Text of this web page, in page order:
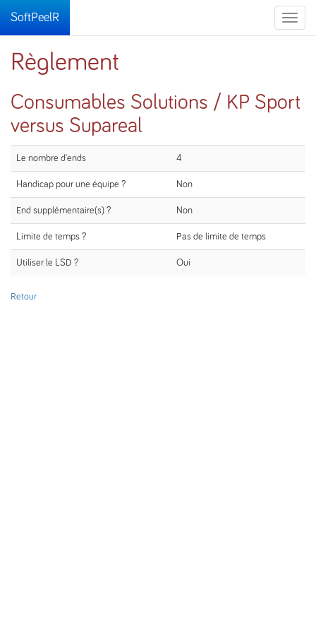
Toggle
SoftPeelR
Règlement
Consumables Solutions / KP Sport
versus Supareal
Le nombre d'ends 4
Handicap pour une équipe ? Non
End supplémentaire(s) ? Non
Limite de temps ? Pas de limite de temps
Utiliser le LSD ? Oui
Retour